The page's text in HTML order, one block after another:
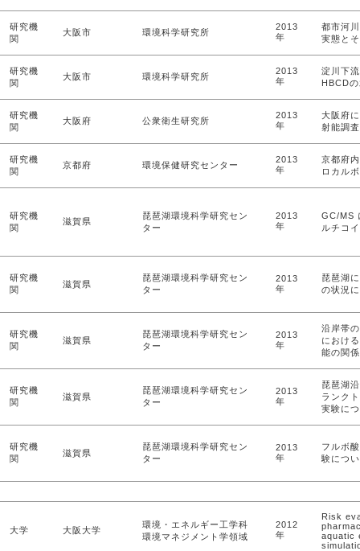
研究機
関
大阪市 環境科学研究所
2013
年
都市河
実態と
研究機
関
大阪市 環境科学研究所
2013
年
淀川下
HBCD
研究機
関
大阪府 公衆衛生研究所
2013
年
大阪府
射能調
研究機
関
京都府 環境保健研究センター
2013
年
京都府
ロカル
研究機
関
滋賀県
琵琶湖環境科学研究セン
ター
2013
年
GC/MS
ルチコ
研究機
関
滋賀県
琵琶湖環境科学研究セン
ター
2013
年
琵琶湖
の状況
研究機
関
滋賀県
琵琶湖環境科学研究セン
ター
2013
年
沿岸帯
におけ
能の関
研究機
関
滋賀県
琵琶湖環境科学研究セン
ター
2013
年
琵琶湖
ランク
実験に
研究機
関
滋賀県
琵琶湖環境科学研究セン
ター
2013
年
フルボ
験につい
大学 大阪大学
環境・エネルギー工学科
環境マネジメント学領域
2012
年
Risk
aquatic